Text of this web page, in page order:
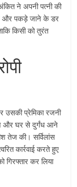
ने अपनी पत्नी की
और पकड़े जाने के डर
किसी को तुरंत
उसकी प्रेमिका रजनी
और घर से दुर्गंध आने
तेज की। सर्विलांस
कार्रवाई करते हुए
कर लिया